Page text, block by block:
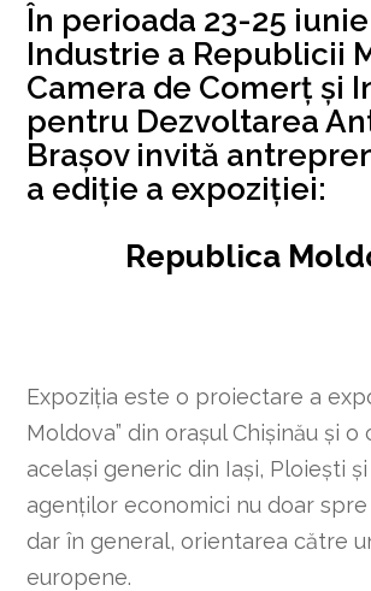
În perioada 23-25
Industrie a Republicii
Camera de Comerț și
pentru Dezvoltarea
Brașov invită
a ediție a expoziției:
Republica
Expoziția este o proiectare a
Moldova” din orașul Chișinău și
același generic din Iași, Ploiești
agenților economici nu doar
dar în general, orientarea către
europene.